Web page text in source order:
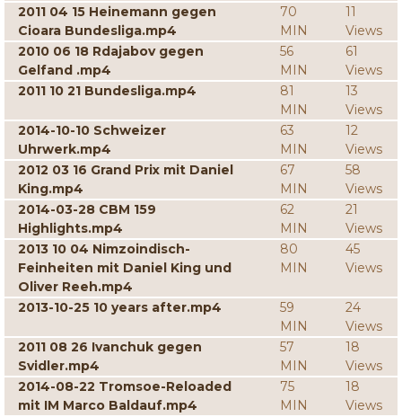
2011 04 15 Heinemann gegen
Cioara Bundesliga.mp4
70
MIN
11
Views
2010 06 18 Rdajabov gegen
Gelfand .mp4
56
MIN
61
Views
2011 10 21 Bundesliga.mp4
81
MIN
13
Views
2014-10-10 Schweizer
Uhrwerk.mp4
63
MIN
12
Views
2012 03 16 Grand Prix mit Daniel
King.mp4
67
MIN
58
Views
2014-03-28 CBM 159
Highlights.mp4
62
MIN
21
Views
2013 10 04 Nimzoindisch-
Feinheiten mit Daniel King und
Oliver Reeh.mp4
80
MIN
45
Views
2013-10-25 10 years after.mp4
59
MIN
24
Views
2011 08 26 Ivanchuk gegen
Svidler.mp4
57
MIN
18
Views
2014-08-22 Tromsoe-Reloaded
mit IM Marco Baldauf.mp4
75
MIN
18
Views